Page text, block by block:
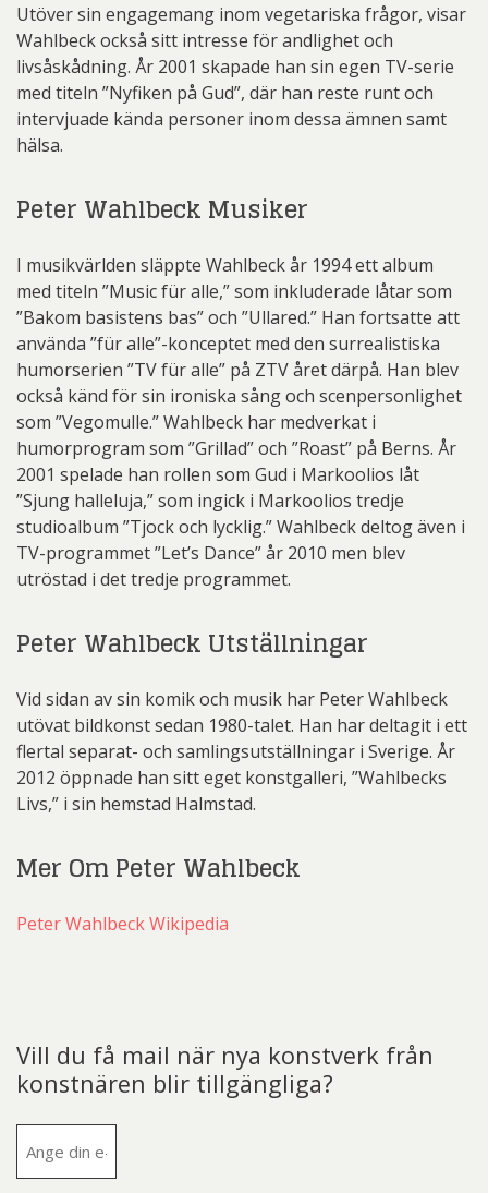
Utöver sin engagemang inom vegetariska frågor, visar
Wahlbeck också sitt intresse för andlighet och
livsåskådning. År 2001 skapade han sin egen TV-serie
med titeln ”Nyfiken på Gud”, där han reste runt och
intervjuade kända personer inom dessa ämnen samt
hälsa.
Peter Wahlbeck Musiker
I musikvärlden släppte Wahlbeck år 1994 ett album
med titeln ”Music für alle,” som inkluderade låtar som
”Bakom basistens bas” och ”Ullared.” Han fortsatte att
använda ”für alle”-konceptet med den surrealistiska
humorserien ”TV für alle” på ZTV året därpå. Han blev
också känd för sin ironiska sång och scenpersonlighet
som ”Vegomulle.” Wahlbeck har medverkat i
humorprogram som ”Grillad” och ”Roast” på Berns. År
2001 spelade han rollen som Gud i Markoolios låt
”Sjung halleluja,” som ingick i Markoolios tredje
studioalbum ”Tjock och lycklig.” Wahlbeck deltog även i
TV-programmet ”Let’s Dance” år 2010 men blev
utröstad i det tredje programmet.
Peter Wahlbeck Utställningar
Vid sidan av sin komik och musik har Peter Wahlbeck
utövat bildkonst sedan 1980-talet. Han har deltagit i ett
flertal separat- och samlingsutställningar i Sverige. År
2012 öppnade han sitt eget konstgalleri, ”Wahlbecks
Livs,” i sin hemstad Halmstad.
Mer Om Peter Wahlbeck
Peter Wahlbeck Wikipedia
Vill du få mail när nya konstverk från
konstnären blir tillgängliga?